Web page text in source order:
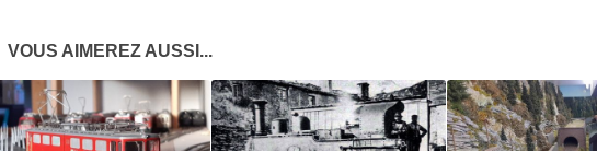
VOUS AIMEREZ AUSSI...